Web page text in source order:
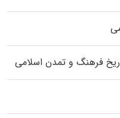
فرهنگ و تمدن اسلامی